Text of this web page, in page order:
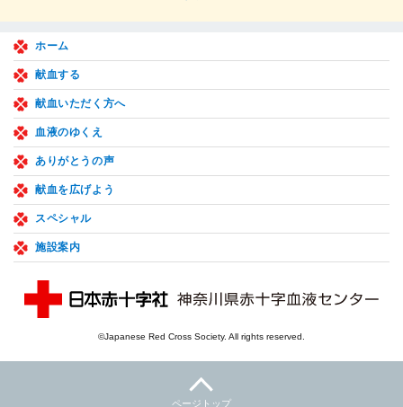
ホーム
献血する
献血いただく方へ
血液のゆくえ
ありがとうの声
献血を広げよう
スペシャル
施設案内
©Japanese Red Cross Society. All rights reserved.
ページトップ